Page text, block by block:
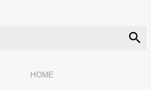
search
HOME